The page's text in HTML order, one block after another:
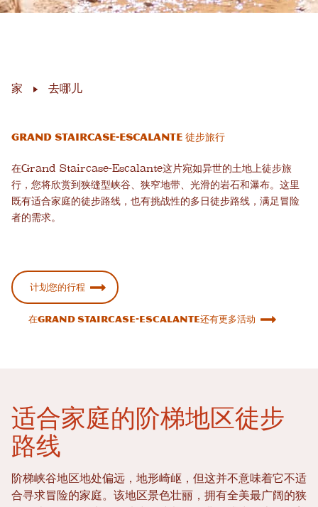
家 去哪儿
Grand Staircase-Escalante 徒步旅行
在Grand Staircase-Escalante这片宛如异世的土地上徒步旅
行，您将欣赏到狭缝型峡谷、狭窄地带、光滑的岩石和瀑布。这里
既有适合家庭的徒步路线，也有挑战性的多日徒步路线，满足冒险
者的需求。
计划您的行程
在Grand Staircase-Escalante还有更多活动
适合家庭的阶梯地区徒步
路线
阶梯峡谷地区地处偏远，地形崎岖，但这并不意味着它不适
合寻求冒险的家庭。该地区景色壮丽，拥有全美最广阔的狭